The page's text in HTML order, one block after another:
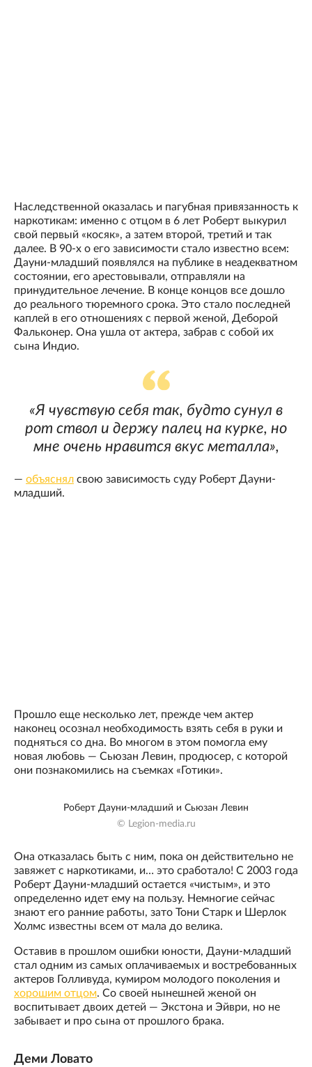
Наследственной оказалась и пагубная привязанность к
наркотикам: именно с отцом в 6 лет Роберт выкурил
свой первый «косяк», а затем второй, третий и так
далее. В 90-х о его зависимости стало известно всем:
Дауни-младший появлялся на публике в неадекватном
состоянии, его арестовывали, отправляли на
принудительное лечение. В конце концов все дошло
до реального тюремного срока. Это стало последней
каплей в его отношениях с первой женой, Деборой
Фальконер. Она ушла от актера, забрав с собой их
сына Индио.
«Я чувствую себя так, будто сунул в
рот ствол и держу палец на курке, но
мне очень нравится вкус металла»,
— объяснял свою зависимость суду Роберт Дауни-
младший.
Прошло еще несколько лет, прежде чем актер
наконец осознал необходимость взять себя в руки и
подняться со дна. Во многом в этом помогла ему
новая любовь — Сьюзан Левин, продюсер, с которой
они познакомились на съемках «Готики».
Роберт Дауни-младший и Сьюзан Левин
© Legion-media.ru
Она отказалась быть с ним, пока он действительно не
завяжет с наркотиками, и… это сработало! С 2003 года
Роберт Дауни-младший остается «чистым», и это
определенно идет ему на пользу. Немногие сейчас
знают его ранние работы, зато Тони Старк и Шерлок
Холмс известны всем от мала до велика.
Оставив в прошлом ошибки юности, Дауни-младший
стал одним из самых оплачиваемых и востребованных
актеров Голливуда, кумиром молодого поколения и
хорошим отцом. Со своей нынешней женой он
воспитывает двоих детей — Экстона и Эйври, но не
забывает и про сына от прошлого брака.
Деми Ловато